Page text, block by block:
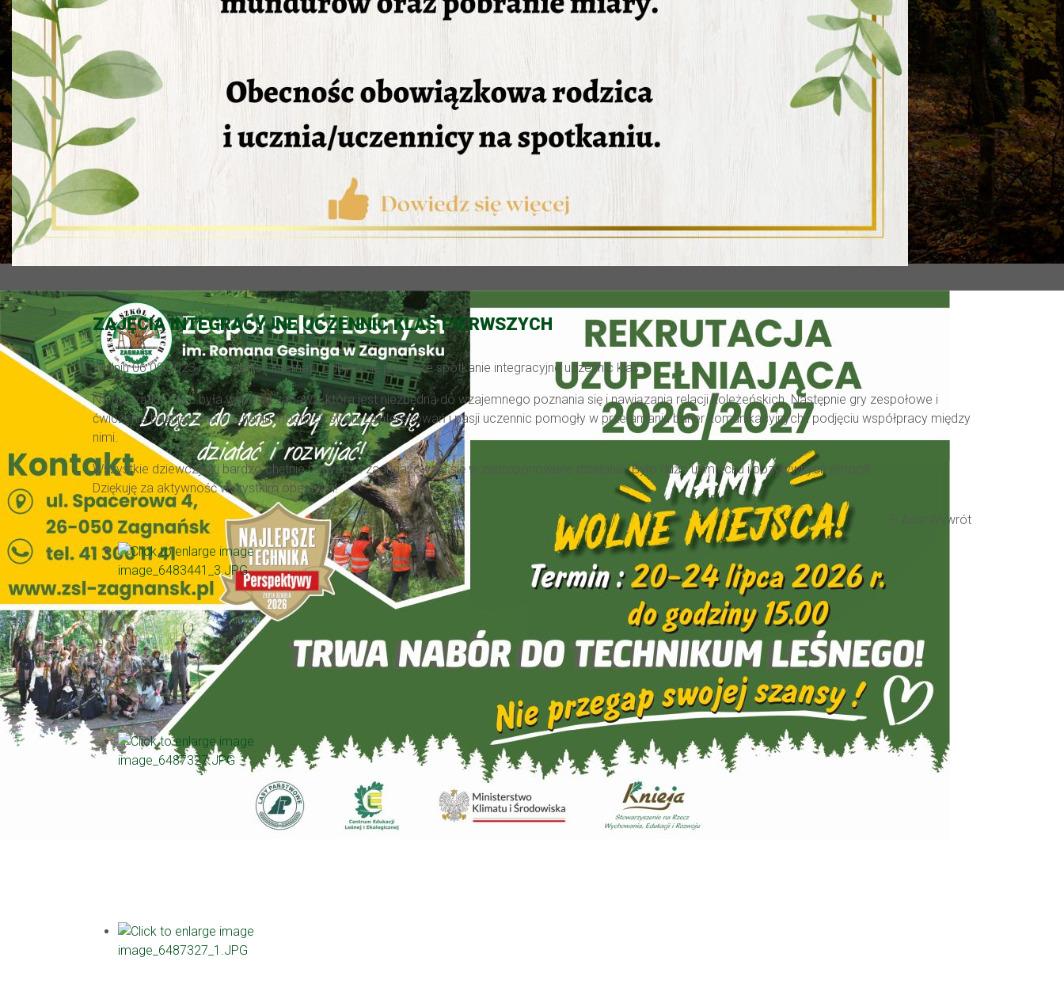
ZAJĘCIA INTEGRACYJNE UCZENNIC KLAS PIERWSZYCH
W dniu 06.09.2023 r. w świetlicy internatu odbyło się pierwsze spotkanie integracyjne uczennic klas I.
Na początku zajęć była wspólna zabawa, która jest niezbędna do wzajemnego poznania się i nawiązania relacji koleżeńskich. Następnie gry zespołowe i
ćwiczenia bazujące na poznaniu mocnych stron, zainteresowań i pasji uczennic pomogły w przełamaniu barier komunikacyjnych i podjęciu współpracy między
nimi.
Wszystkie dziewczynki bardzo chętnie i otwarcie zaangażowały się w zaproponowane działania. Było dużo uśmiechu i pozytywnych emocji!
Dziękuję za aktywność wszystkim obecnym!
P. Ania Wywrót